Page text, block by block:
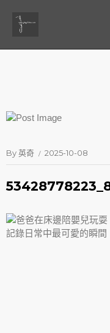
By英奇 2025-10-08